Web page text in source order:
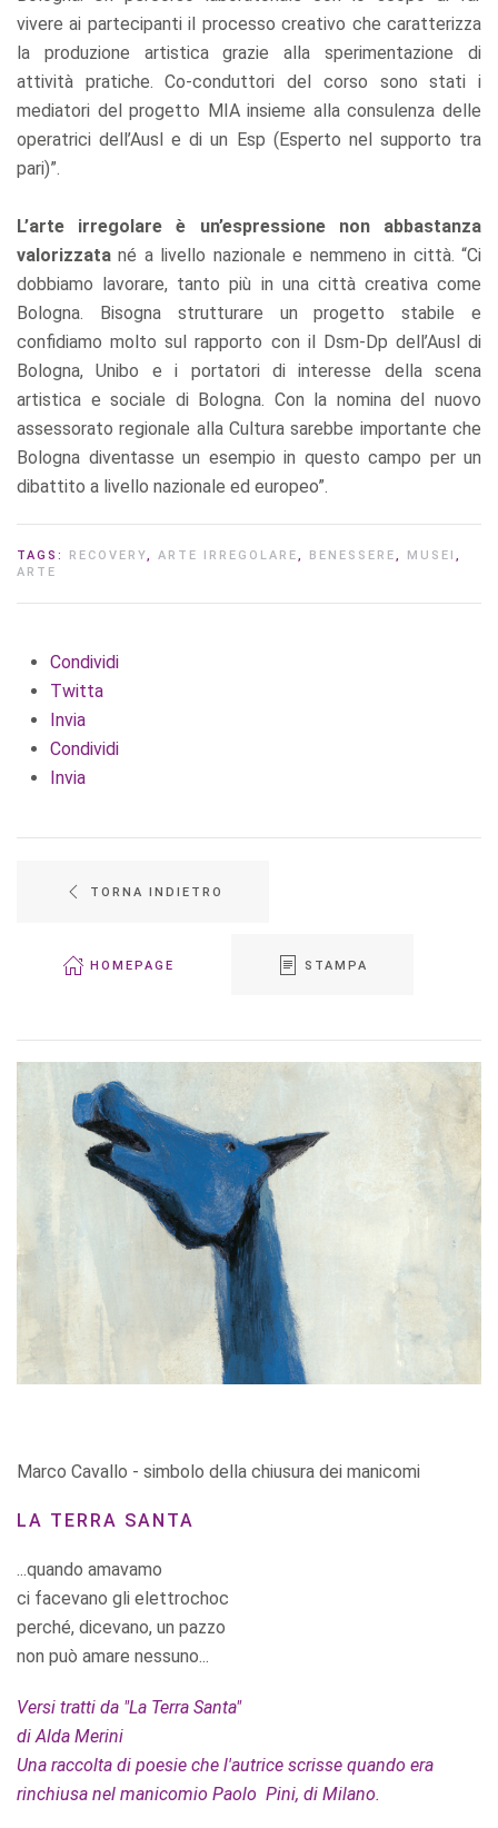
vivere ai partecipanti il processo creativo che caratterizza
la produzione artistica grazie alla sperimentazione di
attività pratiche. Co-conduttori del corso sono stati i
mediatori del progetto MIA insieme alla consulenza delle
operatrici dell’Ausl e di un Esp (Esperto nel supporto tra
pari)”.
L’arte irregolare è un’espressione non abbastanza
valorizzata né a livello nazionale e nemmeno in città. “Ci
dobbiamo lavorare, tanto più in una città creativa come
Bologna. Bisogna strutturare un progetto stabile e
confidiamo molto sul rapporto con il Dsm-Dp dell’Ausl di
Bologna, Unibo e i portatori di interesse della scena
artistica e sociale di Bologna. Con la nomina del nuovo
assessorato regionale alla Cultura sarebbe importante che
Bologna diventasse un esempio in questo campo per un
dibattito a livello nazionale ed europeo”.
TAGS: RECOVERY, ARTE IRREGOLARE, BENESSERE, MUSEI ,
ARTE
Condividi
Twitta
Invia
Condividi
Invia
TORNA INDIETRO
HOMEPAGE STAMPA
Marco Cavallo - simbolo della chiusura dei manicomi
LA TERRA SANTA
...quando amavamo
ci facevano gli elettrochoc
perché, dicevano, un pazzo
non può amare nessuno...
Versi tratti da "La Terra Santa"
di Alda Merini
Una raccolta di poesie che l'autrice scrisse quando era
rinchiusa nel manicomio Paolo Pini, di Milano.